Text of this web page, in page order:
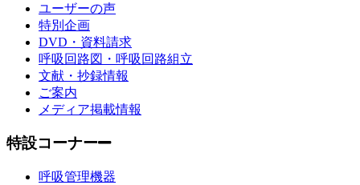
ユーザーの声
特別企画
DVD・資料請求
呼吸回路図・呼吸回路組立
文献・抄録情報
ご案内
メディア掲載情報
特設コーナー
呼吸管理機器